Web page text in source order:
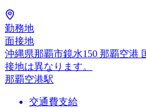
勤務地
面接地
沖縄県那覇市鏡水150 那覇空
接地は異なります。
那覇空港駅
交通費支給